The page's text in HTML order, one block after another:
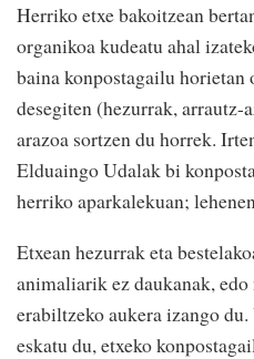
Herriko etxe bakoitzean
organikoa kudeatu ahal
baina konpostagailu horietan
desegiten (hezurrak,
arazoa sortzen du horrek.
Elduaingo Udalak bi
herriko aparkalekuan;
Etxean hezurrak eta
animaliarik ez daukanak,
erabiltzeko aukera izango
eskatu du, etxeko